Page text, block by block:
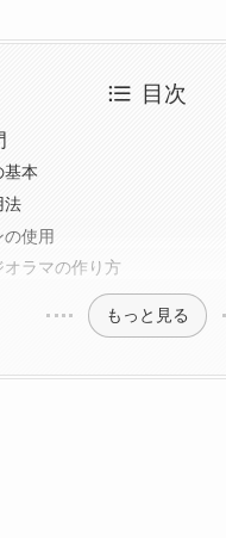
目次
基本
法
の使用
ラマの作り方
もっと見る